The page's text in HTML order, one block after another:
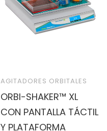
AGITADORES ORBITALES
ORBI-SHAKER™ XL
CON PANTALLA TÁCTIL
Y PLATAFORMA